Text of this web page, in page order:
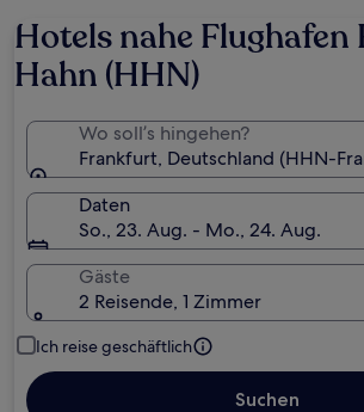
Hotels nahe
Hahn (HHN)
Wo soll’s hingehen?
Frankfurt, Deutschland (HHN-
Daten
So., 23. Aug. - Mo., 24. Aug.
Gäste
2 Reisende, 1 Zimmer
Ich reise geschäftlich
Suchen